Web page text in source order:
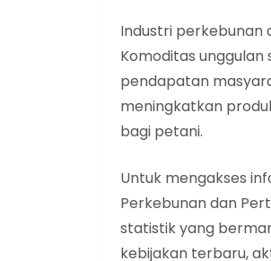
Industri perkebunan
Komoditas
pendapatan
meningkatkan
bagi petani.
Untuk mengakses
Perkebunan dan
statistik yang
kebijakan terbaru,